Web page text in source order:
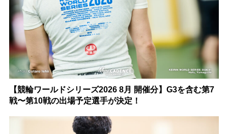
【競輪ワールドシリーズ2026 8月 開催分】G3を含む第7
戦〜第10戦の出場予定選手が決定！